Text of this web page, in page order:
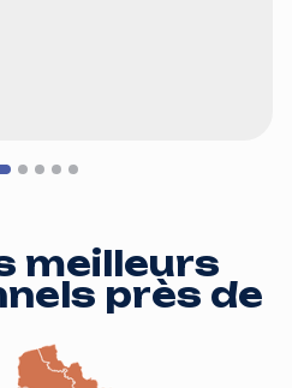
meilleurs
près de